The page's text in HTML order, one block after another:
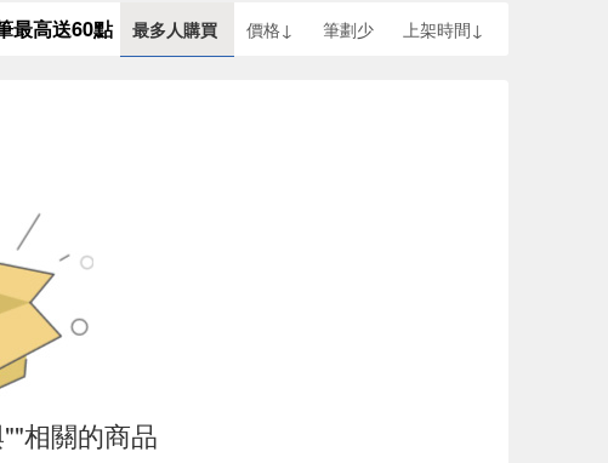
最高送60點 最多人購買 價格↓ 筆劃少 上架時間↓
相關的商品